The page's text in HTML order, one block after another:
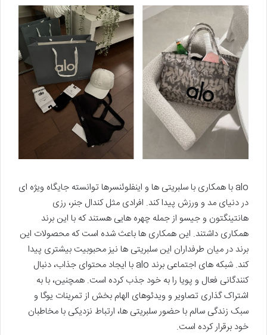
alo با همکاری با سلبریتی ها و اینفلوئنسرها توانسته جایگاه ویژه ای
در دنیای مد و ورزش پیدا کند. افرادی مثل کندال جنر، رزی
هانتینگتون و جیسو از جمله چهره هایی هستند که با این برند
همکاری داشتند. این همکاری ها باعث شده است که محصولات این
برند در میان طرفداران این سلبریتی ها نیز محبوبیت بیشتری پیدا
کند. شبکه های اجتماعی برند alo با ایجاد محتوای جذاب، دنبال
کنندگانی فعال و پویا را به خود جذب کرده است. همچنین، با به
اشتراک گذاری تصاویر و ویدئوهای الهام بخش از تمرینات یوگا و
سبک زندگی سالم با حضور سلبریتی ها، ارتباط نزدیکی با مخاطبان
خود برقرار کرده است.